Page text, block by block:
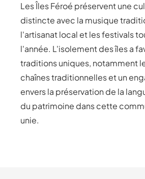
Les Îles Féroé préservent une
distincte avec la musique
l'artisanat local et les festivals
l'année. L'isolement des îles a
traditions uniques, notamment
chaînes traditionnelles et un
envers la préservation de la
du patrimoine dans cette
unie.